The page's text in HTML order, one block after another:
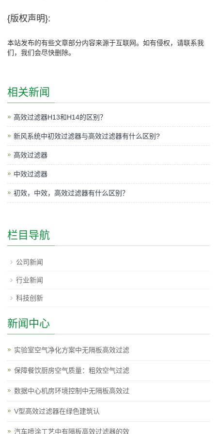
{版权声明}:
本站发布的有些文章部分内容来源于互联网。如有侵权，请联系我
们，我们会尽快删除。
相关新闻
高效过滤器H13和H14的区别？
新风系统中初效过滤器与高效过滤器有什么区别?
高效过滤器
中效过滤器
初效，中效，高效过滤器有什么区别？
栏目导航
公司新闻
行业新闻
科技创新
新闻中心
实验室空气净化方案中无隔板高效过滤
保障餐饮厨房空气质量：粗效空气过滤
数据中心机房环境控制中无隔板高效过
V型高效过滤器在绿色建筑认
汽车喷涂工艺中有隔板高效过滤器的效